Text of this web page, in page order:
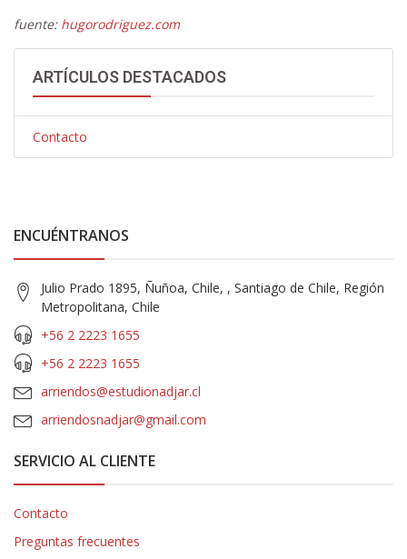
fuente: hugorodriguez.com
ARTÍCULOS DESTACADOS
Contacto
ENCUÉNTRANOS
Julio Prado 1895, Ñuñoa, Chile, , Santiago de Chile, Región
Metropolitana, Chile
+56 2 2223 1655
+56 2 2223 1655
arriendos@estudionadjar.cl
arriendosnadjar@gmail.com
SERVICIO AL CLIENTE
Contacto
Preguntas frecuentes